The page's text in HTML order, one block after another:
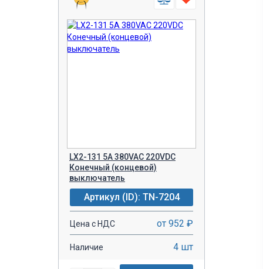
LX2-131 5A 380VAC 220VDC
Конечный (концевой)
выключатель
Артикул (ID): TN-7204
Цена с НДС от 952 ₽
Наличие 4 шт